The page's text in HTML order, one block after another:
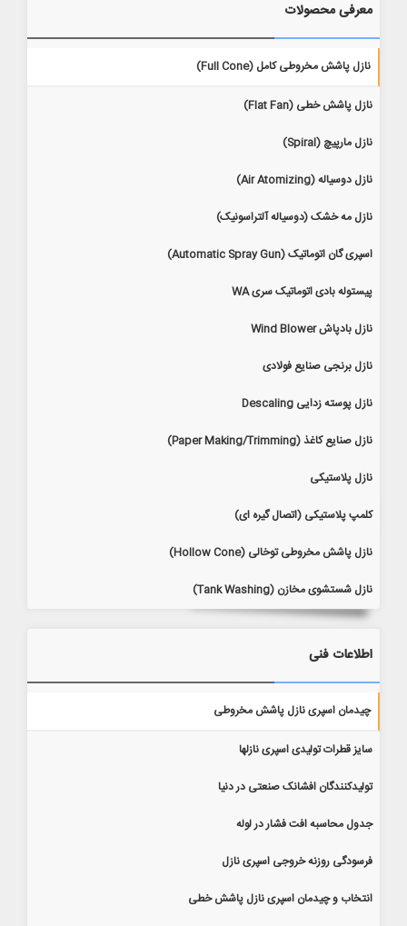
معرفی محصولات
نازل پاشش مخروطی کامل (Full Cone)
نازل پاشش خطی (Flat Fan)
نازل مارپیچ (Spiral)
نازل دوسیاله (Air Atomizing)
نازل مه خشک (دوسیاله آلتراسونیک)
اسپری گان اتوماتیک (Automatic Spray Gun)
پیستوله بادی اتوماتیک سری WA
نازل بادپاش Wind Blower
نازل برنجی صنایع فولادی
نازل پوسته زدایی Descaling
نازل صنایع کاغذ (Paper Making/Trimming)
نازل پلاستیکی
کلمپ پلاستیکی (اتصال گیره ای)
نازل پاشش مخروطی توخالی (Hollow Cone)
نازل شستشوی مخازن (Tank Washing)
اطلاعات فنی
چیدمان اسپری نازل پاشش مخروطی
سایز قطرات تولیدی اسپری نازلها
تولیدکنندگان افشانک صنعتی در دنیا
جدول محاسبه افت فشار در لوله
فرسودگی روزنه خروجی اسپری نازل
انتخاب و چیدمان اسپری نازل پاشش خطی